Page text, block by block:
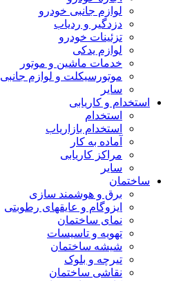
لوازم جانبی خودرو
دزدگیر و ردیاب
تزئینات خودرو
لوازم یدکی
خدمات ماشین و موتور
موتورسیکلت و لوازم جانبی
سایر
استخدام و کاریابی
استخدام
استخدام بازاریاب
آماده به کار
مراکز کاریابی
سایر
ساختمان
برق و هوشمند سازی
ایزوگام و عایقهای رطوبتی
نمای ساختمان
تهویه و تاسیسات
شیشه ساختمان
تیرچه و بلوک
نقاشی ساختمان